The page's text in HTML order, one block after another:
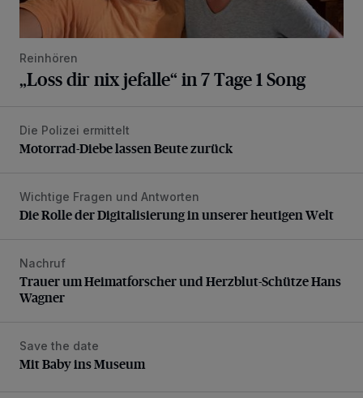
Reinhören
„Loss dir nix jefalle“ in 7 Tage 1 Song
Motorrad-Diebe lassen Beute zurück
Die Polizei ermittelt
Motorrad-Diebe lassen Beute zurück
Die Rolle der Digitalisierung in unserer heutigen Welt
Wichtige Fragen und Antworten
Die Rolle der Digitalisierung in unserer heutigen Welt
Trauer um Heimatforscher und Herzblut-Schütze Hans
Nachruf
Trauer um Heimatforscher und Herzblut-Schütze Hans
Wagner
Mit Baby ins Museum
Save the date
Mit Baby ins Museum